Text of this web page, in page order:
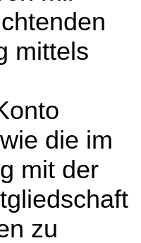
mittels
die im
mit der
zu